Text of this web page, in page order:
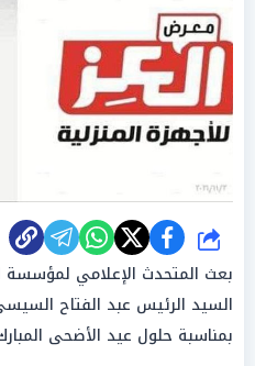
شارك
بعث المتحدث الإعلامي لمؤسسة
السيد الرئيس عبد الفتاح
بمناسبة حلول عيد الأضحى